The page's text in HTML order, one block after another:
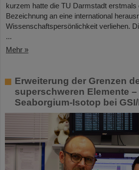
kurzem hatte die TU Darmstadt
Bezeichnung an eine international
Wissenschaftspersönlichkeit verliehen.
...
Mehr »
Erweiterung der Grenzen
superschweren Elemente –
Seaborgium-Isotop bei